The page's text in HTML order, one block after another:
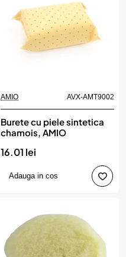
AMIO AVX-AMT9002
Burete cu piele sintetica
chamois, AMIO
16.01 lei
Adauga in cos